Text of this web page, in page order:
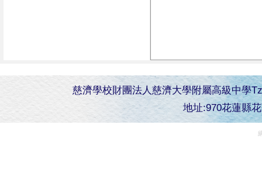
慈濟學校財團法人慈濟大學附屬高級中學
地址:970花蓮縣